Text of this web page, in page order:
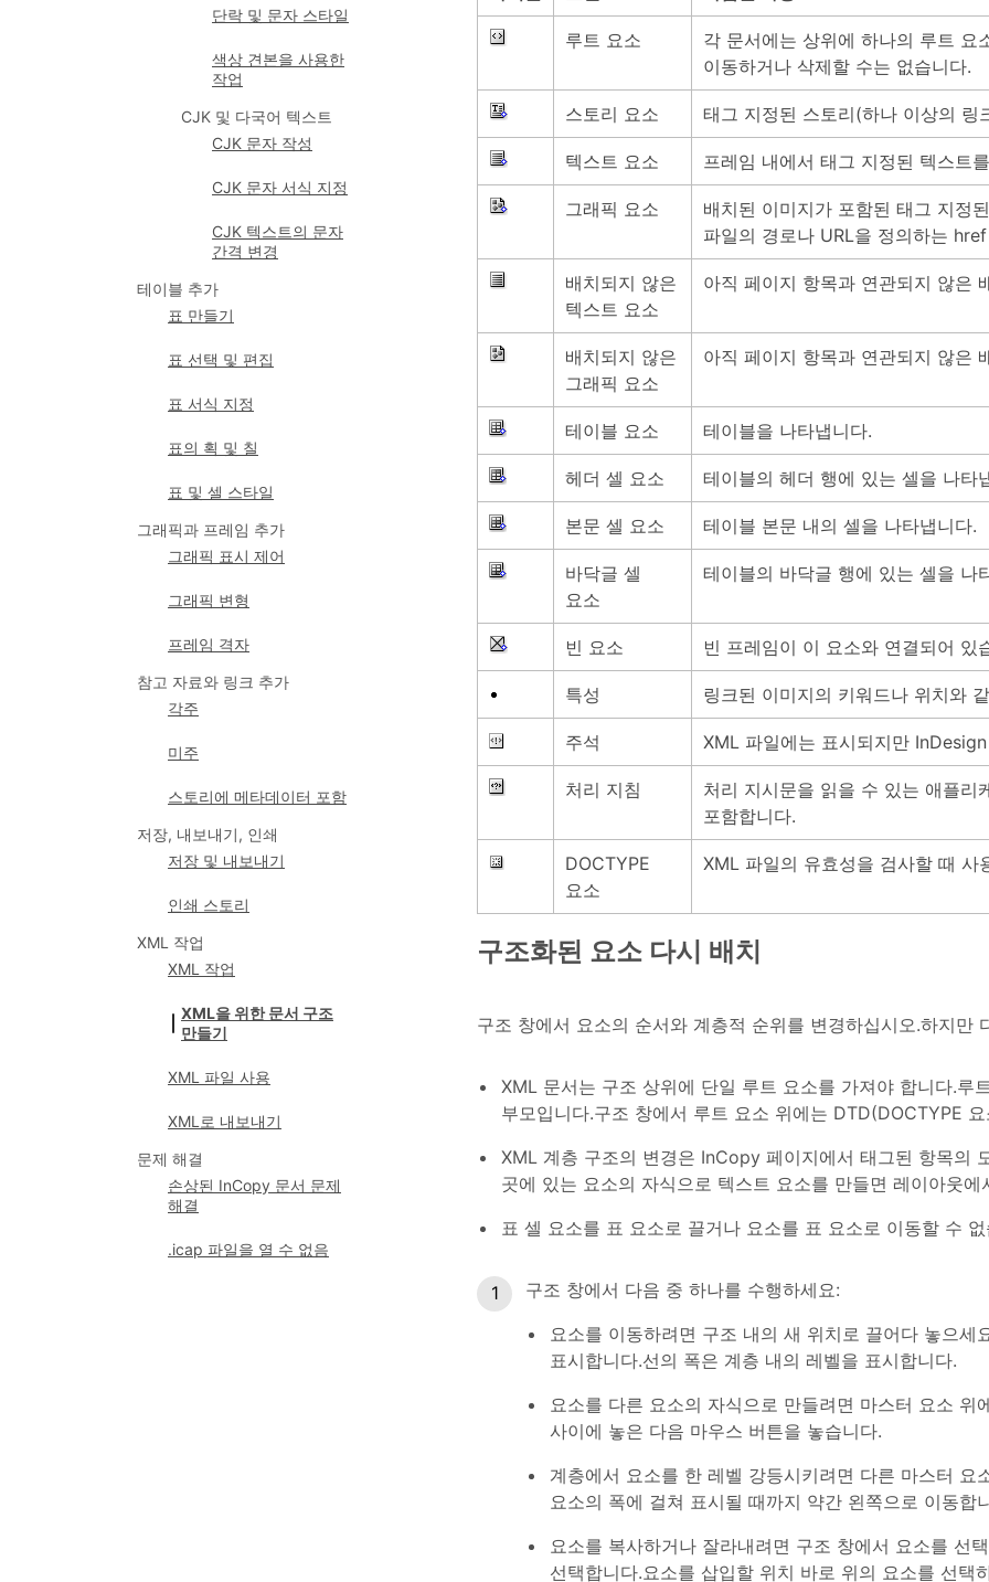
단락 및 문자 스타일
색상 견본을 사용한
작업
CJK 및 다국어 텍스트
CJK 문자 작성
CJK 문자 서식 지정
CJK 텍스트의 문자
간격 변경
테이블 추가
표 만들기
표 선택 및 편집
표 서식 지정
표의 획 및 칠
표 및 셀 스타일
그래픽과 프레임 추가
그래픽 표시 제어
그래픽 변형
프레임 격자
참고 자료와 링크 추가
각주
미주
스토리에 메타데이터 포함
저장, 내보내기, 인쇄
저장 및 내보내기
인쇄 스토리
XML 작업
XML 작업
XML을 위한 문서 구조
만들기
XML 파일 사용
XML로 내보내기
문제 해결
손상된 InCopy 문서 문제
해결
.icap 파일을 열 수 없음
루트 요소
각 문서에는 상위에 하나의 루트 요
이동하거나 삭제할 수는 없습니다.
스토리 요소 태그 지정된 스토리(하나 이상의 링
텍스트 요소 프레임 내에서 태그 지정된 텍스트
그래픽 요소
배치된 이미지가 포함된 태그 지정
파일의 경로나 URL을 정의하는
배치되지 않은
텍스트 요소
아직 페이지 항목과 연관되지 않은
배치되지 않은
그래픽 요소
아직 페이지 항목과 연관되지 않은
테이블 요소 테이블을 나타냅니다.
헤더 셀 요소 테이블의 헤더 행에 있는 셀을 나타
본문 셀 요소 테이블 본문 내의 셀을 나타냅니다.
바닥글 셀
요소
테이블의 바닥글 행에 있는 셀을 나
빈 요소 빈 프레임이 이 요소와 연결되어 있
특성 링크된 이미지의 키워드나 위치와
주석 XML 파일에는 표시되지만
처리 지침
처리 지시문을 읽을 수 있는 애플리
포함합니다.
DOCTYPE
요소
XML 파일의 유효성을 검사할 때
구조화된 요소 다시 배치
구조 창에서 요소의 순서와 계층적 순위를 변경하십시오.하지만
XML 문서는 구조 상위에 단일 루트 요소를 가져야 합니다.루
부모입니다.구조 창에서 루트 요소 위에는 DTD(DOCTYPE
XML 계층 구조의 변경은 InCopy 페이지에서 태그된 항목의
곳에 있는 요소의 자식으로 텍스트 요소를 만들면 레이아웃에
표 셀 요소를 표 요소로 끌거나 요소를 표 요소로 이동할 수 없
구조 창에서 다음 중 하나를 수행하세요:
요소를 이동하려면 구조 내의 새 위치로 끌어다 놓으세
표시합니다.선의 폭은 계층 내의 레벨을 표시합니다.
요소를 다른 요소의 자식으로 만들려면 마스터 요소
사이에 놓은 다음 마우스 버튼을 놓습니다.
계층에서 요소를 한 레벨 강등시키려면 다른 마스터
요소의 폭에 걸쳐 표시될 때까지 약간 왼쪽으로 이동합
요소를 복사하거나 잘라내려면 구조 창에서 요소를
선택합니다.요소를 삽입할 위치 바로 위의 요소를 선